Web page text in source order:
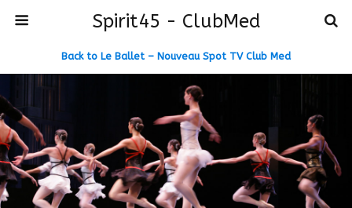
Spirit45 - ClubMed
Back to Le Ballet – Nouveau Spot TV Club Med